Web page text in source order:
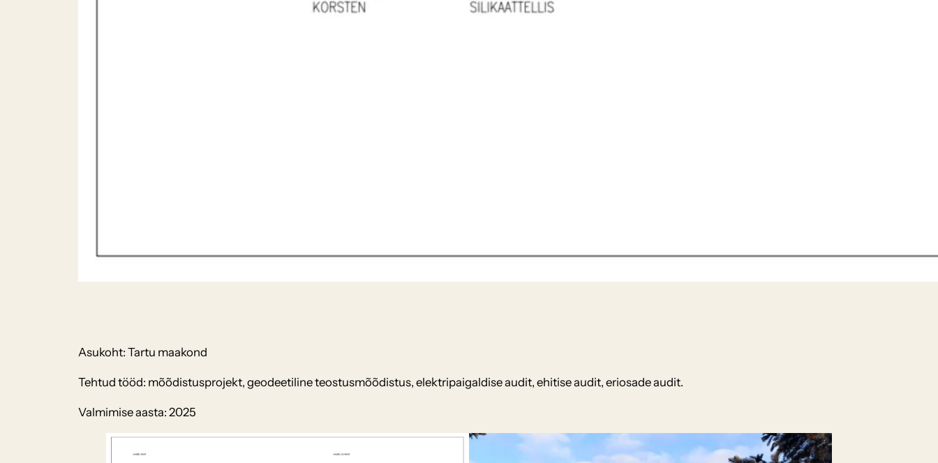
Asukoht: Tartu maakond
Tehtud tööd: mõõdistusprojekt, geodeetiline teostusmõõdistus, elektripaigaldise audit, ehitise audit, eriosade audit.
Valmimise aasta: 2025